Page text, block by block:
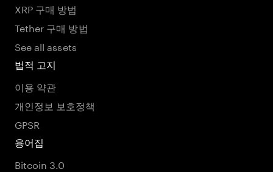
XRP 구매 방법
Tether 구매 방법
See all assets
법적 고지
이용 약관
개인정보 보호정책
GPSR
용어집
Bitcoin 3.0